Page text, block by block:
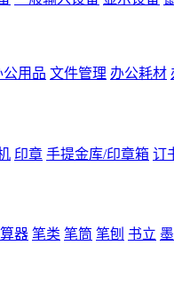
用品 文件管理 办公耗材
印章 手提金库/印章箱 订
器 笔类 笔筒 笔刨 书立